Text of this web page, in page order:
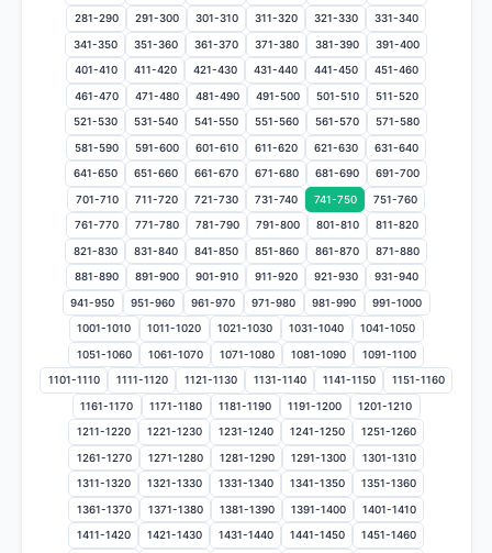
281-290 291-300 301-310 311-320 321-330 331-340
341-350 351-360 361-370 371-380 381-390 391-400
401-410 411-420 421-430 431-440 441-450 451-460
461-470 471-480 481-490 491-500 501-510 511-520
521-530 531-540 541-550 551-560 561-570 571-580
581-590 591-600 601-610 611-620 621-630 631-640
641-650 651-660 661-670 671-680 681-690 691-700
701-710 711-720 721-730 731-740 741-750 751-760
761-770 771-780 781-790 791-800 801-810 811-820
821-830 831-840 841-850 851-860 861-870 871-880
881-890 891-900 901-910 911-920 921-930 931-940
941-950 951-960 961-970 971-980 981-990 991-1000
1001-1010 1011-1020 1021-1030 1031-1040 1041-1050
1051-1060 1061-1070 1071-1080 1081-1090 1091-1100
1101-1110 1111-1120 1121-1130 1131-1140 1141-1150 1151-1160
1161-1170 1171-1180 1181-1190 1191-1200 1201-1210
1211-1220 1221-1230 1231-1240 1241-1250 1251-1260
1261-1270 1271-1280 1281-1290 1291-1300 1301-1310
1311-1320 1321-1330 1331-1340 1341-1350 1351-1360
1361-1370 1371-1380 1381-1390 1391-1400 1401-1410
1411-1420 1421-1430 1431-1440 1441-1450 1451-1460